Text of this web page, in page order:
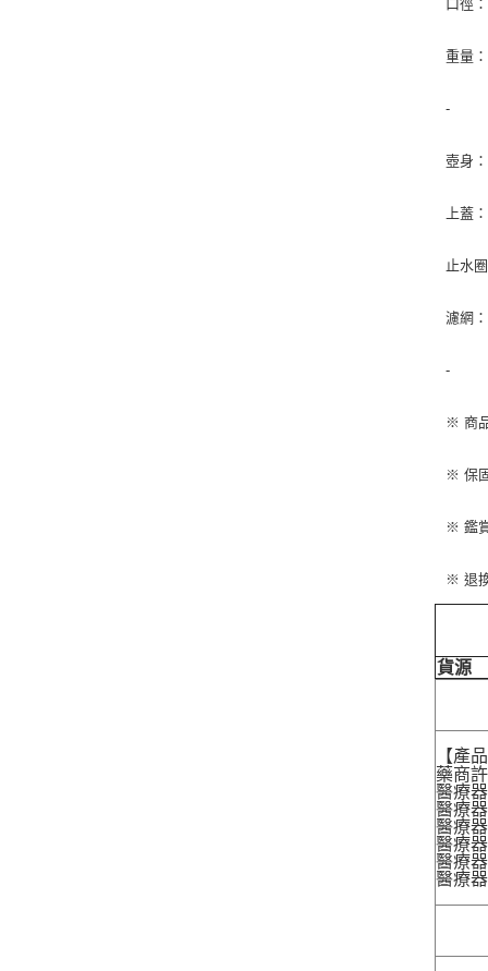
口徑
重量
-
壺身
上蓋
止水
濾網
-
※ 商
※ 保
※ 鑑
※ 退
貨源
【產
藥商
醫療
醫療
醫療
醫療
醫療
醫療